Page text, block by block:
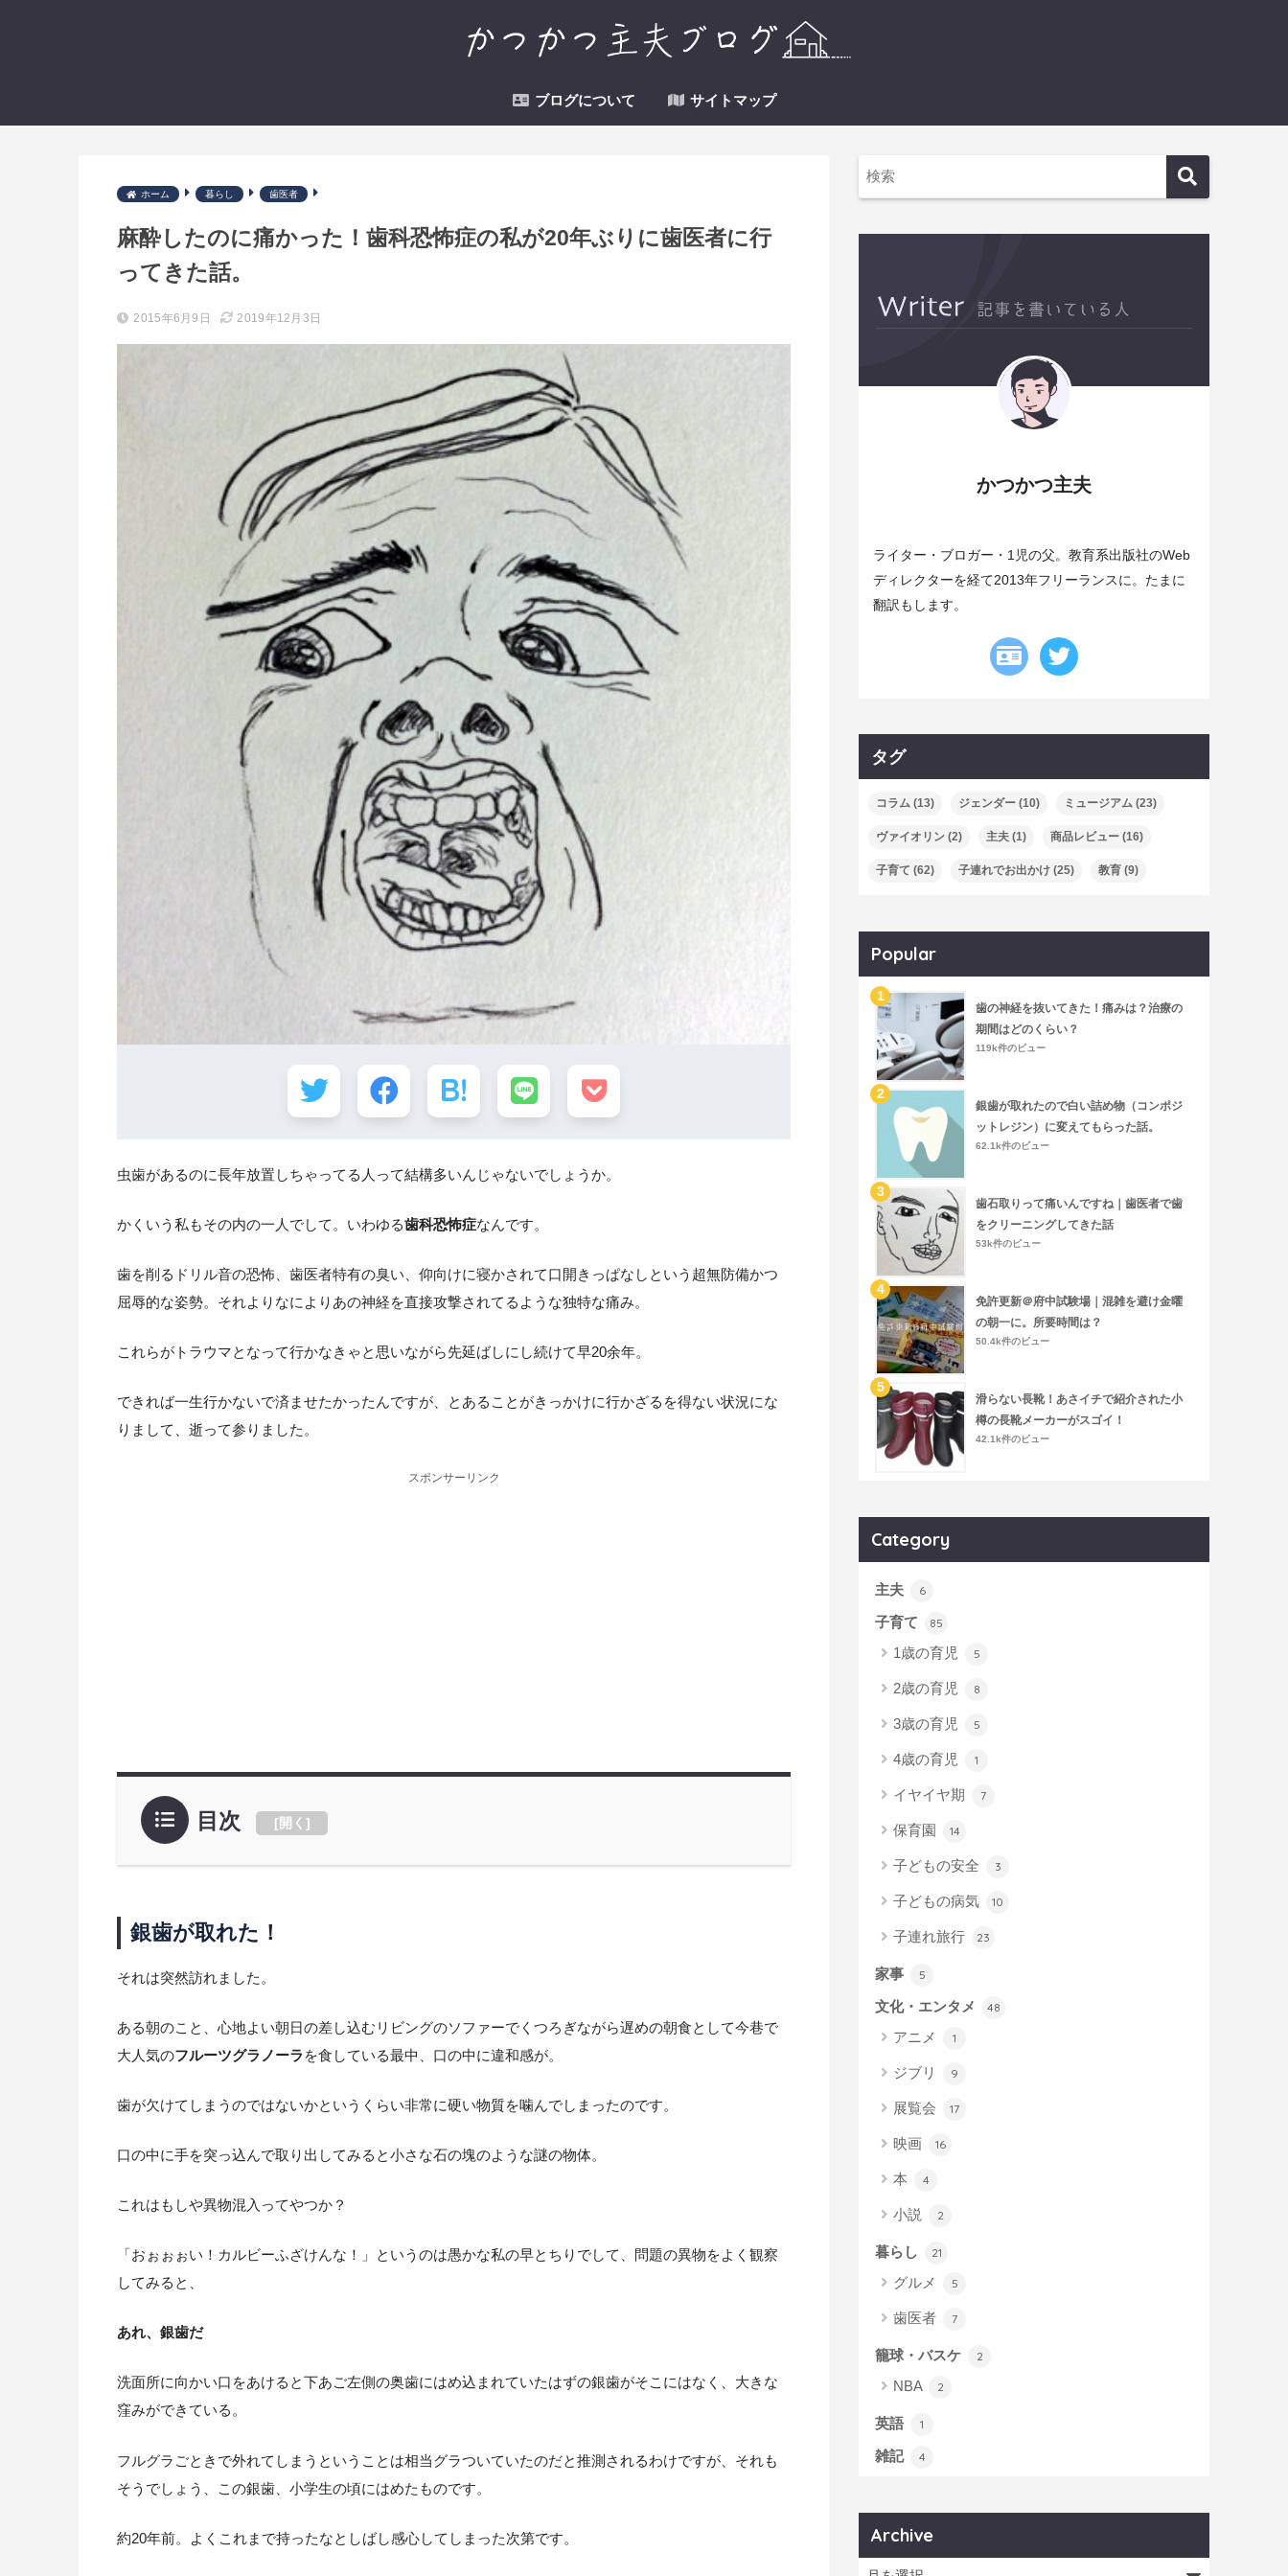
ブログについて サイトマップ
ホーム 暮らし 歯医者
麻酔したのに痛かった！歯科恐怖症の私が20年ぶりに歯医者に行
ってきた話。
2015年6月9日 2019年12月3日
虫歯があるのに長年放置しちゃってる人って結構多いんじゃないでしょうか。
かくいう私もその内の一人でして。いわゆる歯科恐怖症なんです。
歯を削るドリル音の恐怖、歯医者特有の臭い、仰向けに寝かされて口開きっぱなしという超無防備かつ
屈辱的な姿勢。それよりなによりあの神経を直接攻撃されてるような独特な痛み。
これらがトラウマとなって行かなきゃと思いながら先延ばしにし続けて早20余年。
できれば一生行かないで済ませたかったんですが、とあることがきっかけに行かざるを得ない状況にな
りまして、逝って参りました。
スポンサーリンク
目次 [開く ]
銀歯が取れた！
それは突然訪れました。
ある朝のこと、心地よい朝日の差し込むリビングのソファーでくつろぎながら遅めの朝食として今巷で
大人気のフルーツグラノーラを食している最中、口の中に違和感が。
歯が欠けてしまうのではないかというくらい非常に硬い物質を噛んでしまったのです。
口の中に手を突っ込んで取り出してみると小さな石の塊のような謎の物体。
これはもしや異物混入ってやつか？
「おぉぉぉい！カルビーふざけんな！」というのは愚かな私の早とちりでして、問題の異物をよく観察
してみると、
あれ、銀歯だ
洗面所に向かい口をあけると下あご左側の奥歯にはめ込まれていたはずの銀歯がそこにはなく、大きな
窪みができている。
フルグラごときで外れてしまうということは相当グラついていたのだと推測されるわけですが、それも
そうでしょう、この銀歯、小学生の頃にはめたものです。
約20年前。よくこれまで持ったなとしばし感心してしまった次第です。
かつかつ主夫
ライター・ブロガー・1児の父。教育系出版社のWeb
ディレクターを経て2013年フリーランスに。たまに
翻訳もします。
タグ
コラム (13) ジェンダー (10) ミュージアム (23)
ヴァイオリン (2) 主夫 (1) 商品レビュー (16)
子育て (62) 子連れでお出かけ (25) 教育 (9)
Popular
歯の神経を抜いてきた！痛みは？治療の
期間はどのくらい？
119k件のビュー
銀歯が取れたので白い詰め物（コンポジ
ットレジン）に変えてもらった話。
62.1k件のビュー
歯石取りって痛いんですね｜歯医者で歯
をクリーニングしてきた話
53k件のビュー
免許更新＠府中試験場｜混雑を避け金曜
の朝一に。所要時間は？
50.4k件のビュー
滑らない長靴！あさイチで紹介された小
樽の長靴メーカーがスゴイ！
42.1k件のビュー
Category
主夫 6
子育て 85
1歳の育児 5
2歳の育児 8
3歳の育児 5
4歳の育児 1
イヤイヤ期 7
保育園 14
子どもの安全 3
子どもの病気 10
子連れ旅行 23
家事 5
文化・エンタメ 48
アニメ 1
ジブリ 9
展覧会 17
映画 16
本 4
小説 2
暮らし 21
グルメ 5
歯医者 7
籠球・バスケ 2
NBA 2
英語 1
雑記 4
Archive